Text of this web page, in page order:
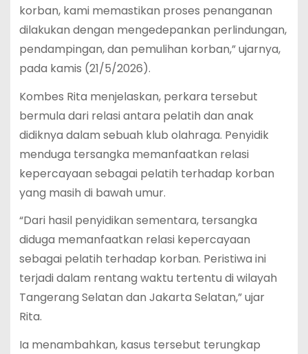
korban, kami memastikan proses penanganan
dilakukan dengan mengedepankan perlindungan,
pendampingan, dan pemulihan korban,” ujarnya,
pada kamis (21/5/2026).
Kombes Rita menjelaskan, perkara tersebut
bermula dari relasi antara pelatih dan anak
didiknya dalam sebuah klub olahraga. Penyidik
menduga tersangka memanfaatkan relasi
kepercayaan sebagai pelatih terhadap korban
yang masih di bawah umur.
“Dari hasil penyidikan sementara, tersangka
diduga memanfaatkan relasi kepercayaan
sebagai pelatih terhadap korban. Peristiwa ini
terjadi dalam rentang waktu tertentu di wilayah
Tangerang Selatan dan Jakarta Selatan,” ujar
Rita.
Ia menambahkan, kasus tersebut terungkap